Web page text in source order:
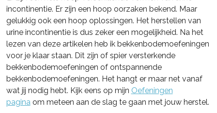
incontinentie. Er zijn een hoop oorzaken bekend. Maar
gelukkig ook een hoop oplossingen. Het herstellen van
urine incontinentie is dus zeker een mogelijkheid. Na het
lezen van deze artikelen heb ik bekkenbodemoefeningen
voor je klaar staan. Dit zijn of spier versterkende
bekkenbodemoefeningen of ontspannende
bekkenbodemoefeningen. Het hangt er maar net vanaf
wat jij nodig hebt. Kijk eens op mijn Oefeningen
paginaom meteen aan de slag te gaan met jouw herstel.